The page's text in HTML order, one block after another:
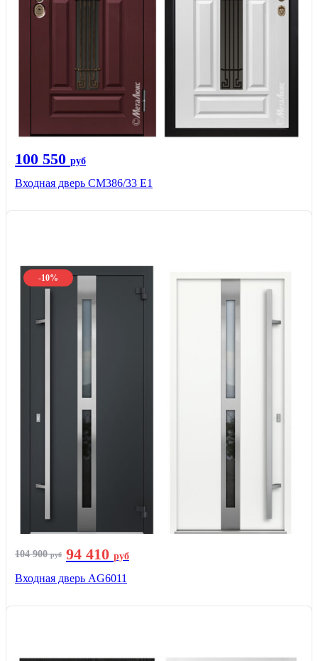
100 550 руб
Входная дверь СМ386/33 Е1
-10%
104 900руб 94 410 руб
Входная дверь AG6011